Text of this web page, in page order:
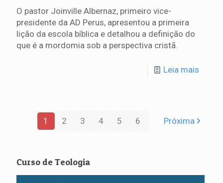
O pastor Joinville Albernaz, primeiro vice-
presidente da AD Perus, apresentou a primeira
lição da escola bíblica e detalhou a definição do
que é a mordomia sob a perspectiva cristã.
Leia mais
1 2 3 4 5 6 Próxima
Curso de Teologia